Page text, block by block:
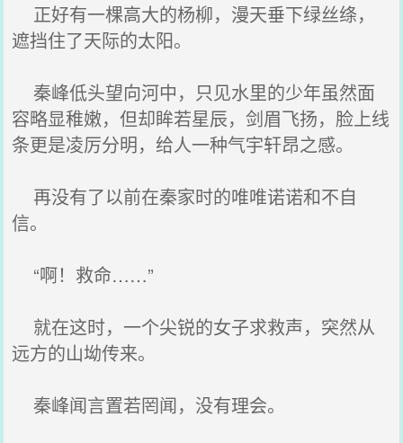
正好有一棵高大的杨柳，漫天垂下绿丝绦，
遮挡住了天际的太阳。
秦峰低头望向河中，只见水里的少年虽然面
容略显稚嫩，但却眸若星辰，剑眉飞扬，脸上线
条更是凌厉分明，给人一种气宇轩昂之感。
再没有了以前在秦家时的唯唯诺诺和不自
信。
“啊！救命……”
就在这时，一个尖锐的女子求救声，突然从
远方的山坳传来。
秦峰闻言置若罔闻，没有理会。